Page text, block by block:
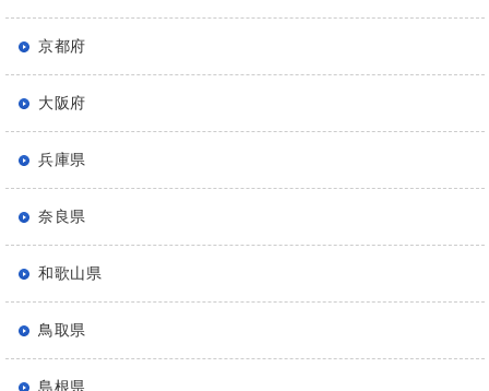
京都府
大阪府
兵庫県
奈良県
和歌山県
鳥取県
島根県